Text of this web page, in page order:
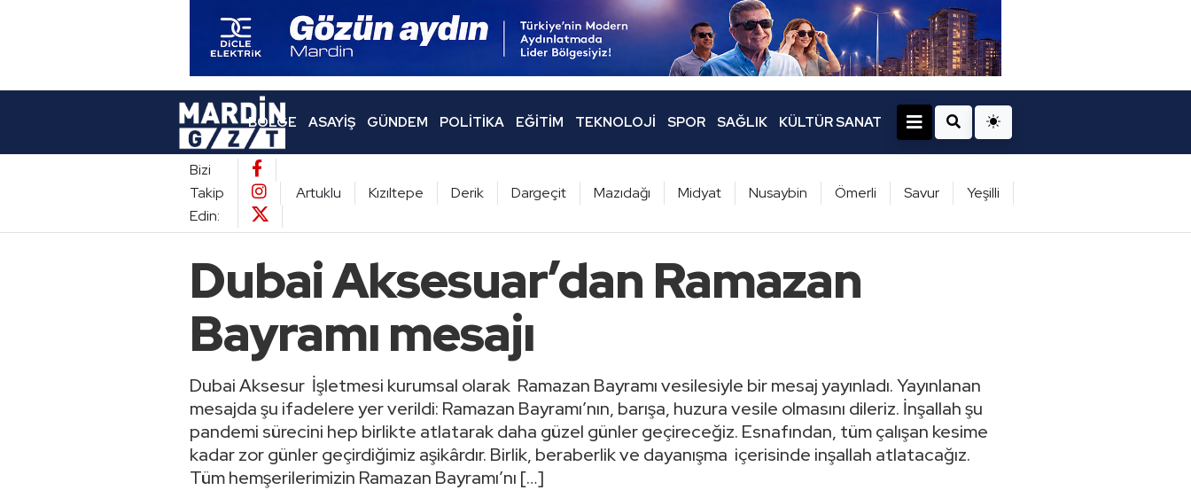
BÖLGE ASAYIŞ GÜNDEM POLITIKA EĞITIM TEKNOLOJI SPOR SAĞLIK KÜLTÜR SANAT
Bizi
Takip
Edin:
Artuklu Kızıltepe Derik Dargeçit Mazıdağı Midyat Nusaybin Ömerli Savur Yeşilli
Dubai Aksesuar’dan Ramazan
Bayramı mesajı
Dubai Aksesur İşletmesi kurumsal olarak Ramazan Bayramı vesilesiyle bir mesaj yayınladı. Yayınlanan
mesajda şu ifadelere yer verildi: Ramazan Bayramı’nın, barışa, huzura vesile olmasını dileriz. İnşallah şu
pandemi sürecini hep birlikte atlatarak daha güzel günler geçireceğiz. Esnafından, tüm çalışan kesime
kadar zor günler geçirdiğimiz aşikârdır. Birlik, beraberlik ve dayanışma içerisinde inşallah atlatacağız.
Tüm hemşerilerimizin Ramazan Bayramı’nı […]